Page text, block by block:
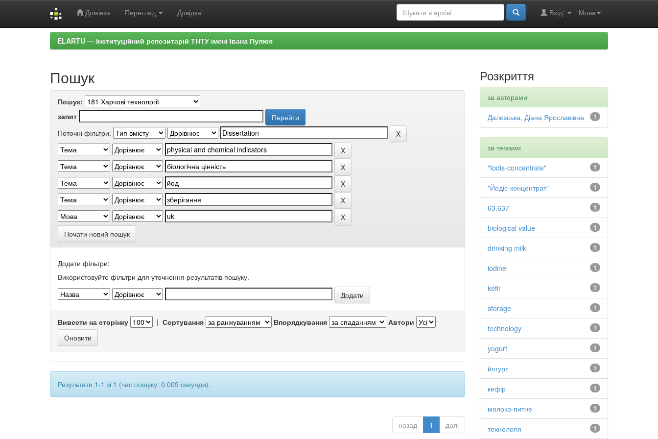
Домівка Перегляд Довідка Мова
Вхід:
ELARTU — Інституційний репозитарій ТНТУ імені Івана Пулюя
Пошук
Пошук:
запит
Поточні фільтри:
Почати новий пошук
Додати фільтри:
Використовуйте фільтри для уточнення результатів пошуку.
Вивести на сторінку | Сортування Впорядкування Автори
Результати 1-1 зі 1 (час пошуку: 0.005 секунди).
назад 1 далі
Розкриття
за авторами
1
Далєвська, Діана Ярославівна
за темами
1
"Iodis-concentrate"
1
"Йодіс-концентрат"
1
63.637
1
biological value
1
drinking milk
1
iodine
1
kefir
1
storage
1
technology
1
yogurt
1
йогурт
1
кефір
1
молоко-питне
1
технологія